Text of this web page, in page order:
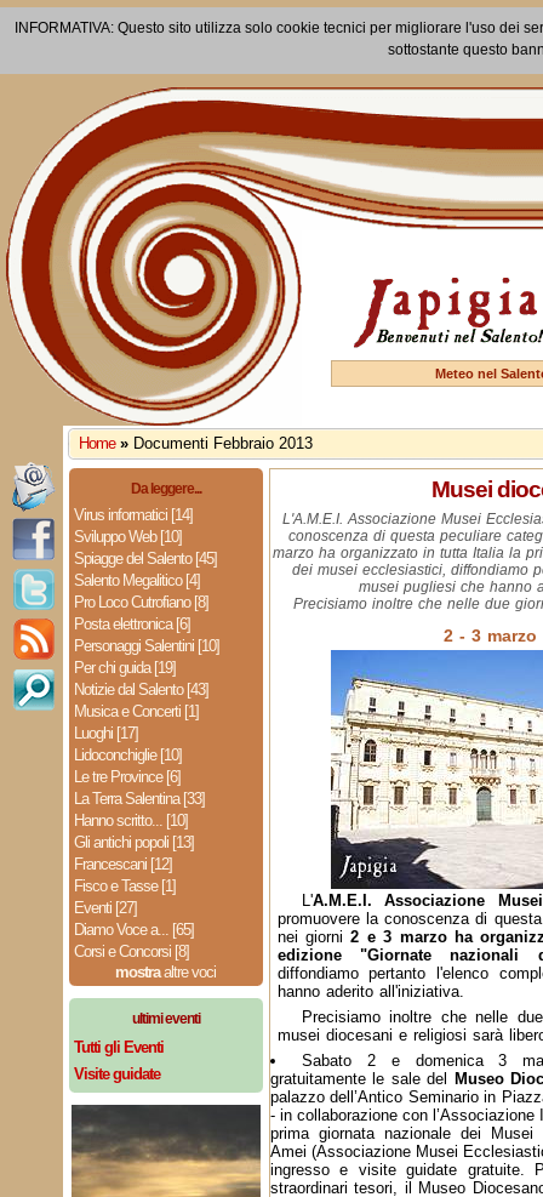
INFORMATIVA: Questo sito utilizza solo cookie tecnici per migliorare l'uso dei
sottostante questo
Meteo nel
Home » Documenti Febbraio 2013
Da leggere...
Virus informatici [14]
Sviluppo Web [10]
Spiagge del Salento [45]
Salento Megalitico [4]
Pro Loco Cutrofiano [8]
Posta elettronica [6]
Personaggi Salentini [10]
Per chi guida [19]
Notizie dal Salento [43]
Musica e Concerti [1]
Luoghi [17]
Lidoconchiglie [10]
Le tre Province [6]
La Terra Salentina [33]
Hanno scritto... [10]
Gli antichi popoli [13]
Francescani [12]
Fisco e Tasse [1]
Eventi [27]
Diamo Voce a... [65]
Corsi e Concorsi [8]
mostraaltre voci
ultimi eventi
Tutti gli Eventi
Visite guidate
Musei
L'A.M.E.I. Associazione Musei
conoscenza di questa peculiare
marzo ha organizzato in tutta Italia la
dei musei ecclesiastici, diffondiamo
musei pugliesi che hanno
Precisiamo inoltre che nelle due
2 - 3 marzo
L'A.M.E.I. Associazione
promuovere la conoscenza di
nei giorni 2 e 3 marzo ha
edizione "Giornate nazionali
diffondiamo pertanto l'elenco
hanno aderito all'iniziativa.
Precisiamo inoltre che nelle
musei diocesani e religiosi sarà
Sabato 2 e domenica 3
gratuitamente le sale del
Museo
palazzo dell’Antico Seminario in
- in collaborazione con
prima giornata nazionale dei
Amei (Associazione Musei
ingresso e visite guidate gratuite.
straordinari tesori, il Museo